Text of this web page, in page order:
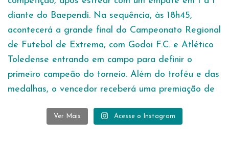
Ver Mais Acesse o Instagram